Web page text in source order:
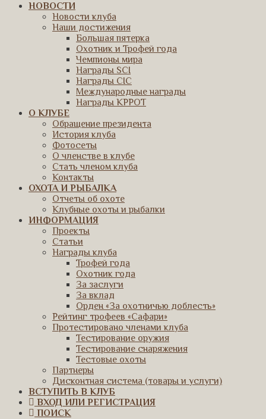
НОВОСТИ
Новости клуба
Наши достижения
Большая пятерка
Охотник и Трофей года
Чемпионы мира
Награды SCI
Награды CIC
Международные награды
Награды КРРОТ
О КЛУБЕ
Обращение президента
История клуба
Фотосеты
О членстве в клубе
Стать членом клуба
Контакты
ОХОТА И РЫБАЛКА
Отчеты об охоте
Клубные охоты и рыбалки
ИНФОРМАЦИЯ
Проекты
Статьи
Награды клуба
Трофей года
Охотник года
За заслуги
За вклад
Орден «За охотничью доблесть»
Рейтинг трофеев «Сафари»
Протестировано членами клуба
Тестирование оружия
Тестирование снаряжения
Тестовые охоты
Партнеры
Дисконтная система (товары и услуги)
ВСТУПИТЬ В КЛУБ
ВХОД ИЛИ РЕГИСТРАЦИЯ
ПОИСК